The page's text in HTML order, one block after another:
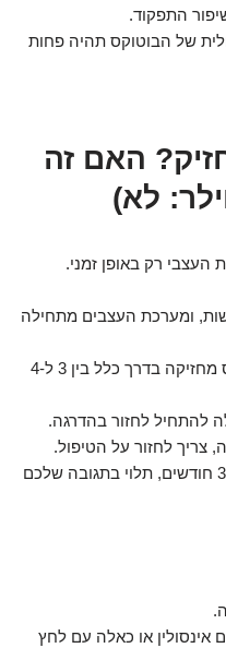
התפקוד.
של הבוטוקס תהיה פחות
האם זה
לא)
רק באופן זמני.
ומערכת העצבים מתחילה
בגלל זה, ההשפעה של זריקת בוטוקס מחזיקה בדרך כלל בין 3 ל-4
להתחיל לחזור בהדרגה.
לחזור על הטיפול.
בדרך כלל, ההזרקות מתבצעות כל 3-6 חודשים, תלוי בתגובה שלכם
אינסולין או כאלה עם לחץ